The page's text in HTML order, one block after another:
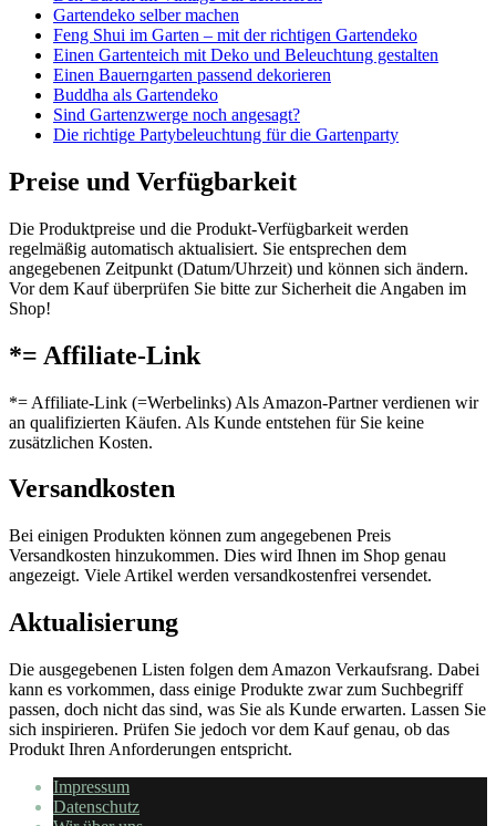
Gartendeko selber machen
Feng Shui im Garten – mit der richtigen Gartendeko
Einen Gartenteich mit Deko und Beleuchtung gestalten
Einen Bauerngarten passend dekorieren
Buddha als Gartendeko
Sind Gartenzwerge noch angesagt?
Die richtige Partybeleuchtung für die Gartenparty
Preise und Verfügbarkeit
Die Produktpreise und die Produkt-Verfügbarkeit werden
regelmäßig automatisch aktualisiert. Sie entsprechen dem
angegebenen Zeitpunkt (Datum/Uhrzeit) und können sich ändern.
Vor dem Kauf überprüfen Sie bitte zur Sicherheit die Angaben im
Shop!
*= Affiliate-Link
*= Affiliate-Link (=Werbelinks) Als Amazon-Partner verdienen wir
an qualifizierten Käufen. Als Kunde entstehen für Sie keine
zusätzlichen Kosten.
Versandkosten
Bei einigen Produkten können zum angegebenen Preis
Versandkosten hinzukommen. Dies wird Ihnen im Shop genau
angezeigt. Viele Artikel werden versandkostenfrei versendet.
Aktualisierung
Die ausgegebenen Listen folgen dem Amazon Verkaufsrang. Dabei
kann es vorkommen, dass einige Produkte zwar zum Suchbegriff
passen, doch nicht das sind, was Sie als Kunde erwarten. Lassen Sie
sich inspirieren. Prüfen Sie jedoch vor dem Kauf genau, ob das
Produkt Ihren Anforderungen entspricht.
Impressum
Datenschutz